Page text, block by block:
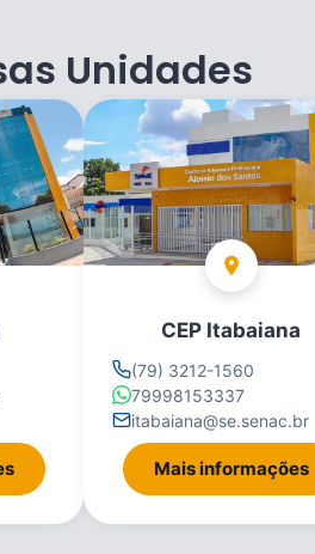
Unidades
CEP Itabaiana
(79) 3212-1560
79998153337
itabaiana@se.senac.br
Mais informações